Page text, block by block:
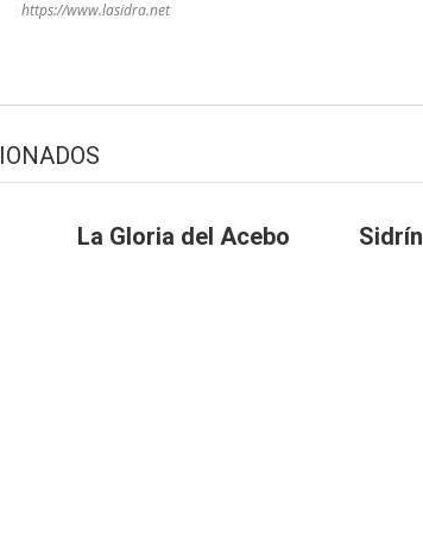
https://www.lasidra.net
La Gloria del Acebo Sidrín